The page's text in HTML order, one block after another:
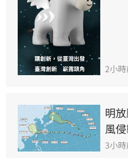
2小時
明
風
3小時